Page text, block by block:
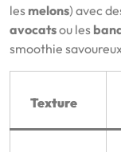
les melons) avec
avocatsou les
smoothie
Texture